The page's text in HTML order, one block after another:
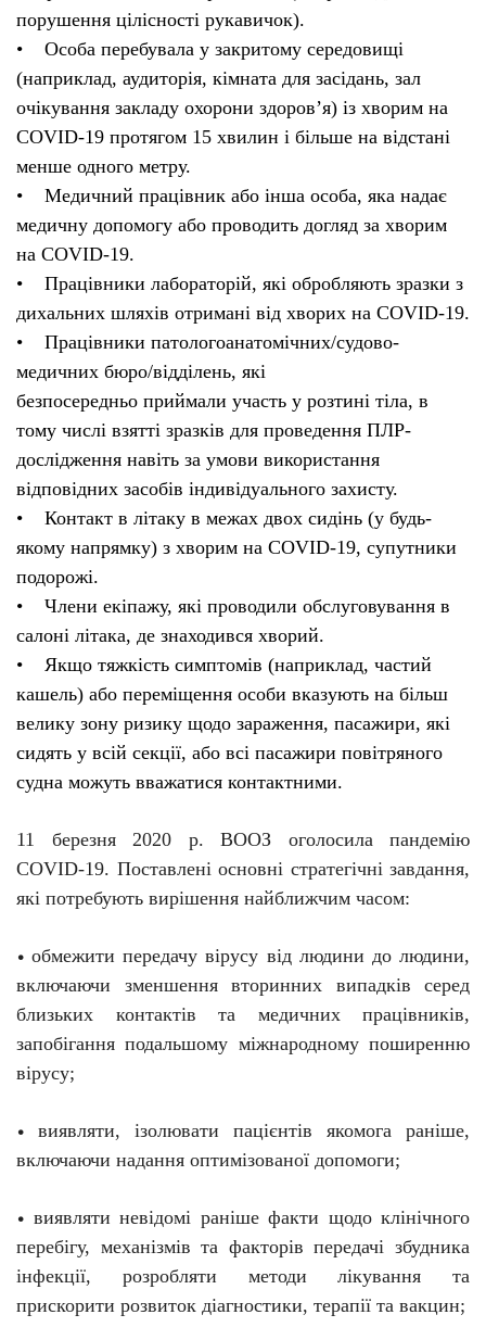
порушення цілісності рукавичок).
• Особа перебувала у закритому середовищі
(наприклад, аудиторія, кімната для засідань, зал
очікування закладу охорони здоров’я) із хворим на
COVID-19 протягом 15 хвилин і більше на відстані
менше одного метру.
• Медичний працівник або інша особа, яка надає
медичну допомогу або проводить догляд за хворим
на COVID-19.
• Працівники лабораторій, які обробляють зразки з
дихальних шляхів отримані від хворих на COVID-19.
• Працівники патологоанатомічних/судово-
медичних бюро/відділень, які
безпосередньо приймали участь у розтині тіла, в
тому числі взятті зразків для проведення ПЛР-
дослідження навіть за умови використання
відповідних засобів індивідуального захисту.
• Контакт в літаку в межах двох сидінь (у будь-
якому напрямку) з хворим на COVID-19, супутники
подорожі.
• Члени екіпажу, які проводили обслуговування в
салоні літака, де знаходився хворий.
• Якщо тяжкість симптомів (наприклад, частий
кашель) або переміщення особи вказують на більш
велику зону ризику щодо зараження, пасажири, які
сидять у всій секції, або всі пасажири повітряного
судна можуть вважатися контактними.
11 березня 2020 р. ВООЗ оголосила пандемію
COVID-19. Поставлені основні стратегічні завдання,
які потребують вирішення найближчим часом:
•обмежити передачу вірусу від людини до людини,
включаючи зменшення вторинних випадків серед
близьких контактів та медичних працівників,
запобігання подальшому міжнародному поширенню
вірусу;
• виявляти, ізолювати пацієнтів якомога раніше,
включаючи надання оптимізованої допомоги;
• виявляти невідомі раніше факти щодо клінічного
перебігу, механізмів та факторів передачі збудника
інфекції, розробляти методи лікування та
прискорити розвиток діагностики, терапії та вакцин;